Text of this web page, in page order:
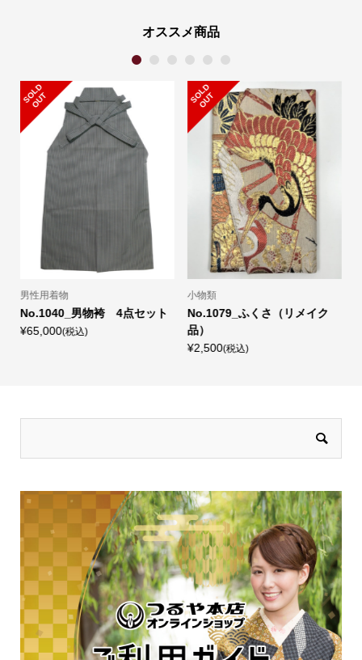
オススメ商品
SO
L
D
O
UT
名古屋帯
No.1021_名古屋帯
¥29,000(税込)
SO
L
D
O
UT
付下げ
No.5328_小紋柄 絽 単衣着
物（化繊）
¥5,000(税込)
1 2 3 4 5 6